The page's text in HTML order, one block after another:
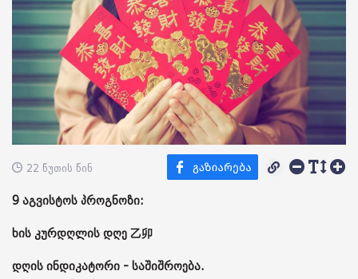
22 წუთის წინ
9 აგვისტოს პროგნოზი:
ხის კურდღლის დღე 乙卯
დღის ინდიკატორი - საშიშროება.